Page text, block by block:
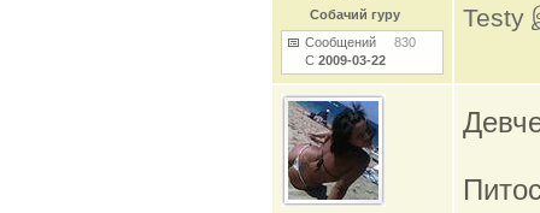
Собачий гуру
Сообщений 830
С 2009-03-22